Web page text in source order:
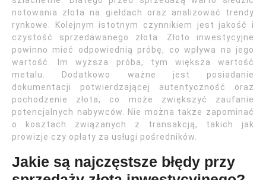
notowania złota na giełdach oraz analizować trendy
rynkowe. Kolejnym istotnym czynnikiem jest jakość i
czystość sprzedawanego złota. Złoto inwestycyjne
powinno mieć odpowiednią próbę, co wpływa na jego
wartość. Im wyższa próba, tym większa wartość
metalu. Dodatkowo ważne jest posiadanie
dokumentacji potwierdzającej autentyczność oraz
pochodzenie złota, co może zwiększyć zaufanie
potencjalnych nabywców. Nie można także zapominać
o kosztach związanych z transakcją, takich jak
prowizje czy opłaty za usługi pośredników.
Jakie są najczęstsze błędy przy